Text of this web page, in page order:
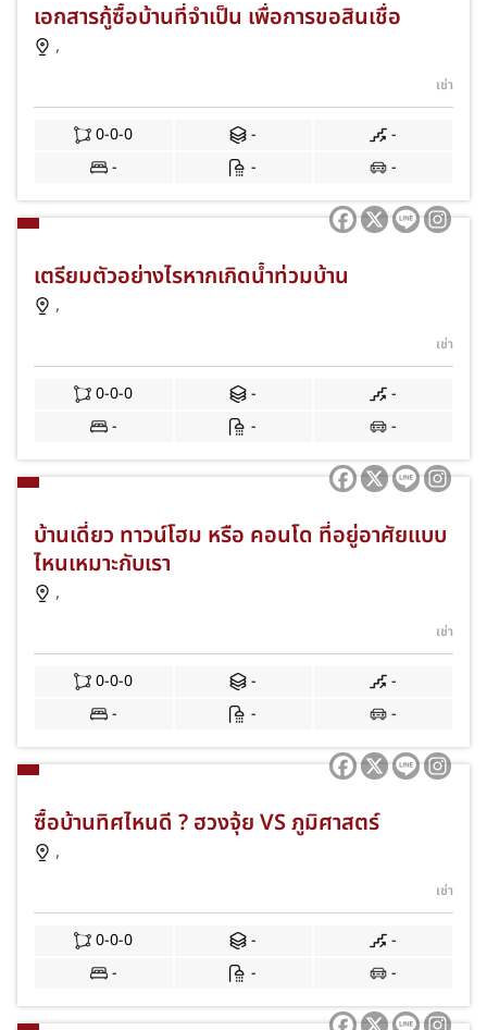
เอกสารกู้ซื้อบ้านที่จำเป็น เพื่อการขอสินเชื่อ
,
เช่า
0-0-0 -
-
-
- -
เตรียมตัวอย่างไรหากเกิดน้ำท่วมบ้าน
,
เช่า
0-0-0 -
-
-
- -
บ้านเดี่ยว ทาวน์โฮม หรือ คอนโด ที่อยู่อาศัยแบบ
ไหนเหมาะกับเรา
,
เช่า
0-0-0 -
-
-
- -
ซื้อบ้านทิศไหนดี ? ฮวงจุ้ย VS ภูมิศาสตร์
,
เช่า
0-0-0 -
-
-
- -